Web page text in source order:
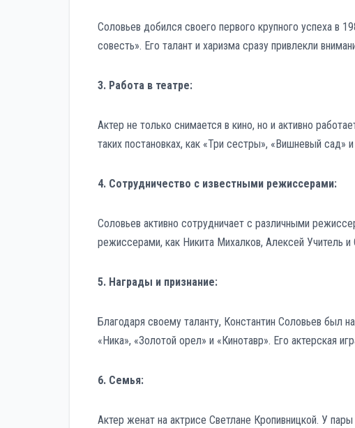
Соловьев добился своего первого крупного успеха в
совесть». Его талант и харизма сразу привлекли
3. Работа в театре:
Актер не только снимается в кино, но и активно
таких постановках, как «Три сестры», «Вишневый сад»
4. Сотрудничество с известными режиссерами:
Соловьев активно сотрудничает с различными
режиссерами, как Никита Михалков, Алексей Учитель и
5. Награды и признание:
Благодаря своему таланту, Константин Соловьев был
«Ника», «Золотой орел» и «Кинотавр». Его актерская
6. Семья:
Актер женат на актрисе Светлане Кропивницкой. У